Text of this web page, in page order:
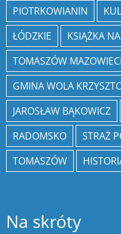
PIOTRKOWIANIN
ŁÓDZKIE
KSIĄŻKA
TOMASZÓW
GMINA WOLA
JAROSŁAW BĄKOWICZ
RADOMSKO
STRAŻ
TOMASZÓW
Na skróty